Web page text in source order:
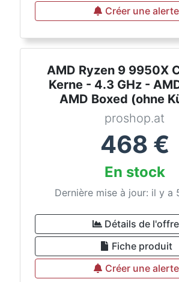
Créer une alerte
AMD Ryzen 9 9950X
Kerne - 4.3 GHz -
AMD Boxed (ohne
proshop.at
468 €
En stock
Dernière mise à jour: il y a
Détails de l'offre
Fiche produit
Créer une alerte